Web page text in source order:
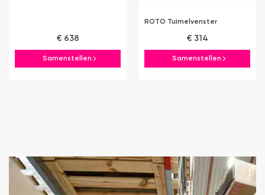
€ 638
Samenstellen
ROTO Tuimelvenster
€ 314
Samenstellen